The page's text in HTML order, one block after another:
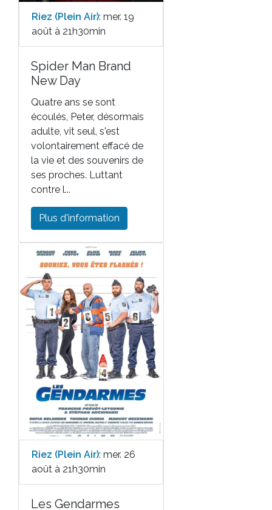
Riez (Plein Air): mer. 19
août à 21h30min
Spider Man Brand
New Day
Quatre ans se sont
écoulés, Peter, désormais
adulte, vit seul, s'est
volontairement effacé de
la vie et des souvenirs de
ses proches. Luttant
contre l...
Plus d'information
Riez (Plein Air): mer. 26
août à 21h30min
Les Gendarmes